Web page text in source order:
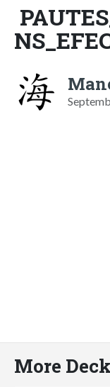
More